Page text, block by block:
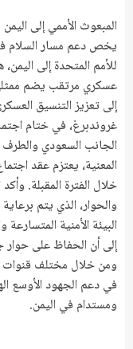
المبعوث الأممي إلى
يخص دعم مسار السلام
للأمم المتحدة إلى
عسكري مرتقب يضم
إلى تعزيز التنسيق
غروندبرغ، في ختام
الجانب السعودي والطرف
المعنية، يعتزم عقد
خلال الفترة المقبلة.
والحوار، الذي يتم
البيئة الأمنية
إلى أن الحفاظ على
ومن خلال مختلف
في دعم الجهود الأوسع
ومستدام في اليمن.